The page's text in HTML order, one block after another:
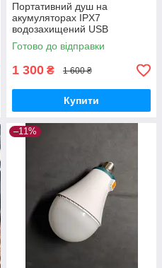
Портативний душ на
акумуляторах IPX7
водозахищений USB
Готово до відправки
1 300 ₴ 1 600 ₴
Купити
–11%